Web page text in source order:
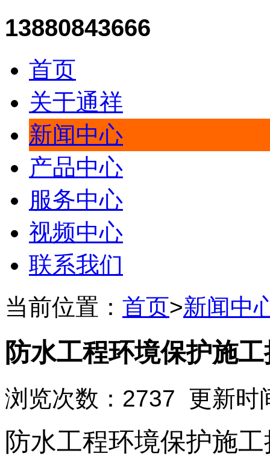
13880843666
首页
关于通祥
新闻中心
产品中心
服务中心
视频中心
联系我们
当前位置： 首页>新闻中
防水工程环境保护施
浏览次数：2737 更新时
防水工程环境保护施